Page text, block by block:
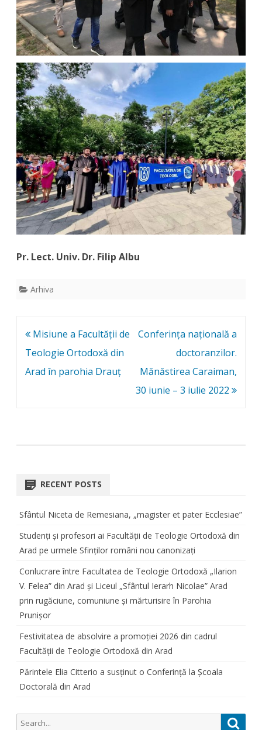
Pr. Lect. Univ. Dr. Filip Albu
Arhiva
Post
navigation
Misiune a Facultății de
Teologie Ortodoxă din
Arad în parohia Drauț
Conferința națională a
doctoranzilor.
Mănăstirea Caraiman,
30 iunie – 3 iulie 2022
RECENT POSTS
Sfântul Niceta de Remesiana, „magister et pater Ecclesiae”
Studenți și profesori ai Facultății de Teologie Ortodoxă din
Arad pe urmele Sfinților români nou canonizați
Conlucrare între Facultatea de Teologie Ortodoxă „Ilarion
V. Felea” din Arad și Liceul „Sfântul Ierarh Nicolae” Arad
prin rugăciune, comuniune și mărturisire în Parohia
Prunișor
Festivitatea de absolvire a promoției 2026 din cadrul
Facultății de Teologie Ortodoxă din Arad
Părintele Elia Citterio a susținut o Conferință la Școala
Doctorală din Arad
Search